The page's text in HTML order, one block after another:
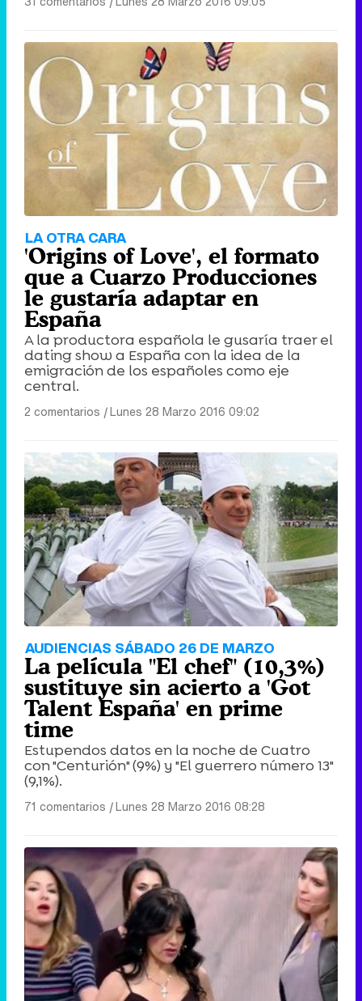
LA OTRA CARA
'Origins of Love', el formato
que a Cuarzo Producciones
le gustaría adaptar en
España
A la productora española le gusaría traer el
dating show a España con la idea de la
emigración de los españoles como eje
central.
2 comentarios |Lunes 28 Marzo 2016 09:02
AUDIENCIAS SÁBADO 26 DE MARZO
La película "El chef" (10,3%)
sustituye sin acierto a 'Got
Talent España' en prime
time
Estupendos datos en la noche de Cuatro
con "Centurión" (9%) y "El guerrero número 13"
(9,1%).
71 comentarios |Lunes 28 Marzo 2016 08:28